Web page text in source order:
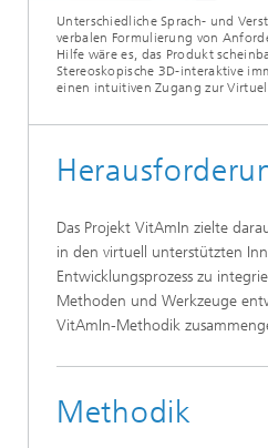
Unterschiedliche Sprach- und
verbalen Formulierung von
Hilfe wäre es, das Produkt
Stereoskopische 3D-interaktive
einen intuitiven Zugang zur
Das Projekt VitAmIn zielte
in den virtuell unterstützten
Entwicklungsprozess zu
Methoden und Werkzeuge
VitAmIn-Methodik
Methodik